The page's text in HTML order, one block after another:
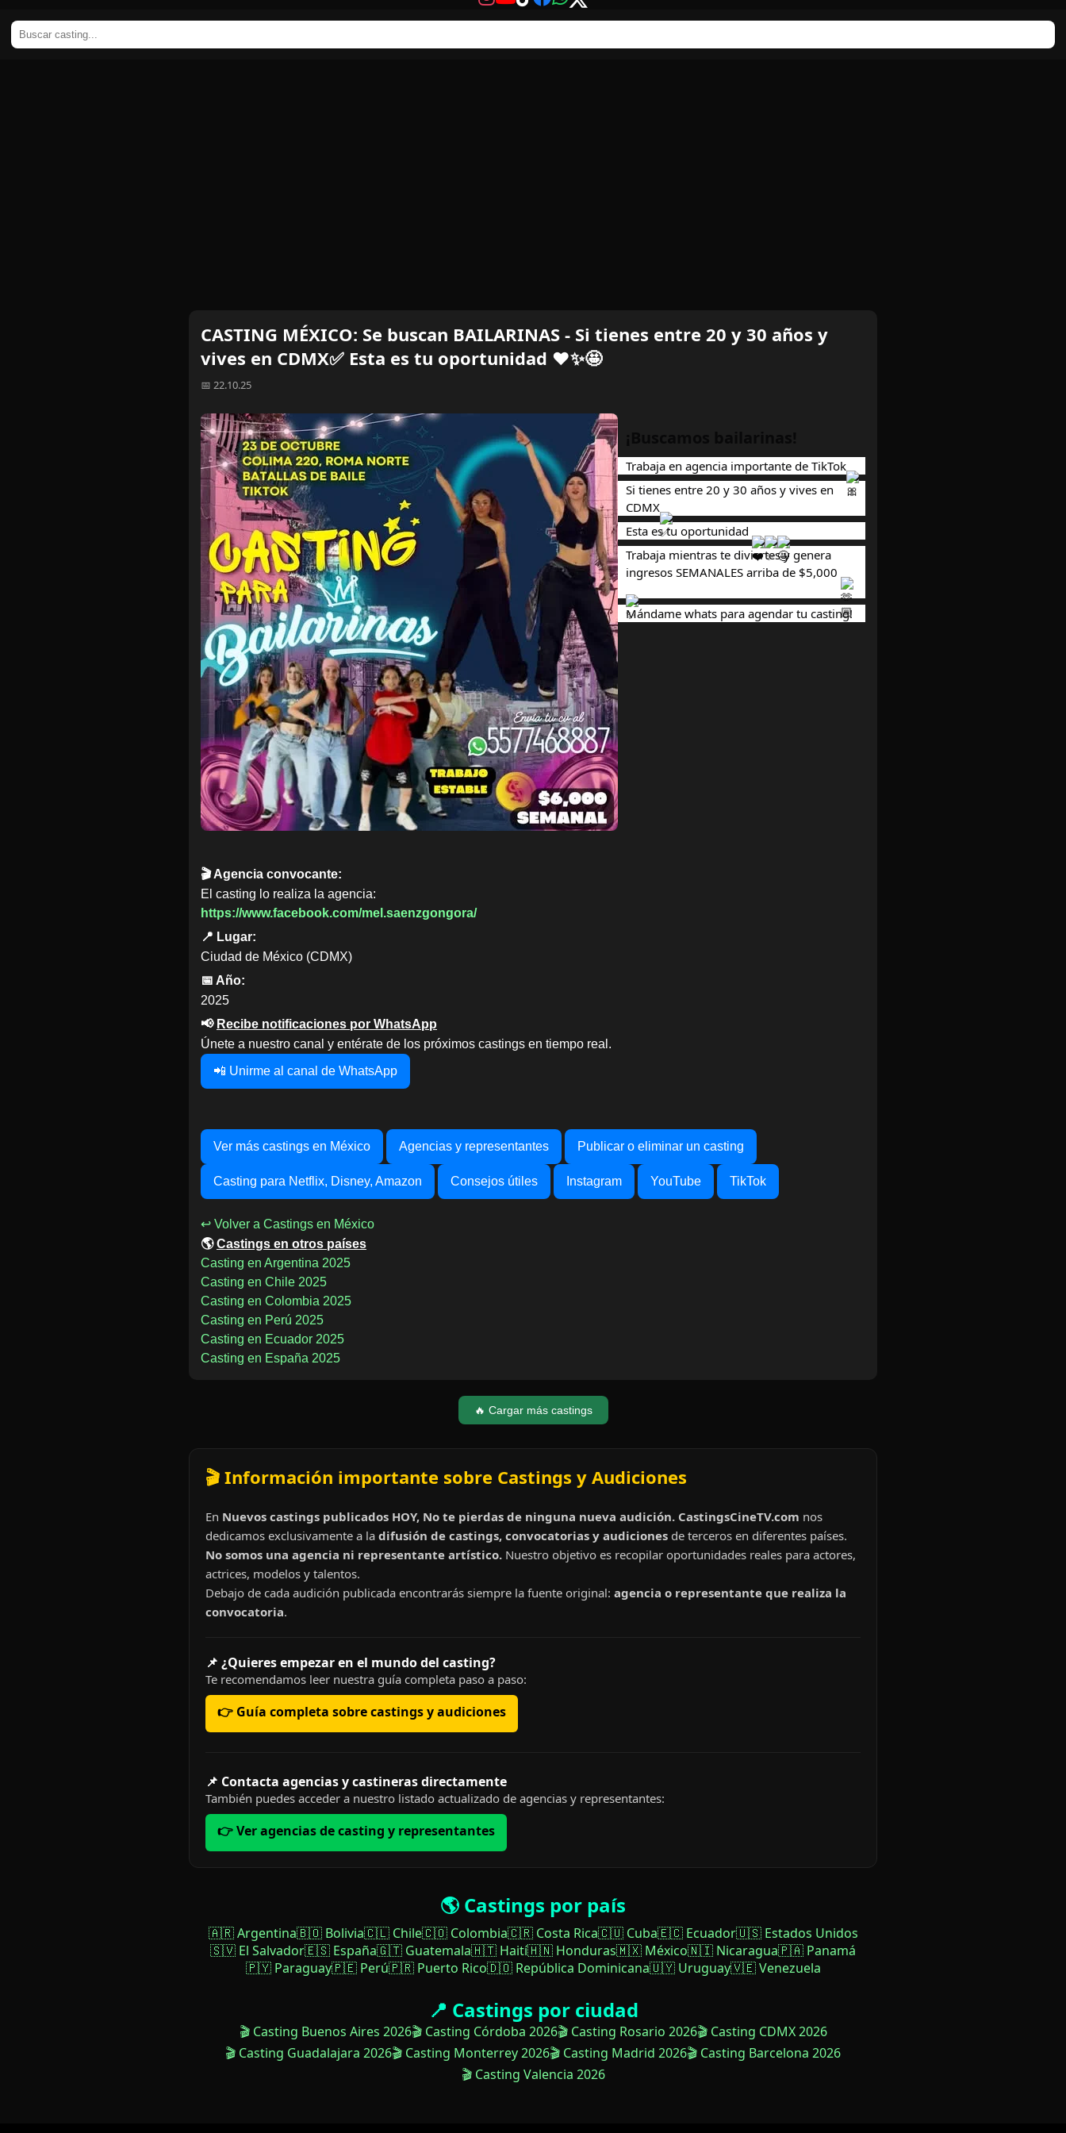
CASTING MÉXICO: Se buscan BAILARINAS - Si tienes entre 20 y 30 años y
vives en CDMX✅ Esta es tu oportunidad ❤️✨🤩
📅 22.10.25
Trabaja en agencia importante de TikTok
Si tienes entre 20 y 30 años y vives en
CDMX
Esta es tu oportunidad
Trabaja mientras te diviertes y genera
ingresos SEMANALES arriba de $5,000
Mándame whats para agendar tu casting!
🎬 Agencia convocante:
El casting lo realiza la agencia:
https://www.facebook.com/mel.saenzgongora/
📍 Lugar:
Ciudad de México (CDMX)
📅 Año:
2025
📢 Recibe notificaciones por WhatsApp
Únete a nuestro canal y entérate de los próximos castings en tiempo real.
📲 Unirme al canal de WhatsApp
Ver más castings en México Agencias y representantes Publicar o eliminar un casting
Casting para Netflix, Disney, Amazon Consejos útiles Instagram YouTube TikTok
↩ Volver a Castings en México
🌎Castings en otros países
Casting en Argentina 2025
Casting en Chile 2025
Casting en Colombia 2025
Casting en Perú 2025
Casting en Ecuador 2025
Casting en España 2025
🔥 Cargar más castings
🎬 Información importante sobre Castings y Audiciones
En Nuevos castings publicados HOY, No te pierdas de ninguna nueva audición. CastingsCineTV.com nos
dedicamos exclusivamente a la difusión de castings, convocatorias y audiciones de terceros en diferentes países.
No somos una agencia ni representante artístico. Nuestro objetivo es recopilar oportunidades reales para actores,
actrices, modelos y talentos.
Debajo de cada audición publicada encontrarás siempre la fuente original: agencia o representante que realiza la
convocatoria.
📌 ¿Quieres empezar en el mundo del casting?
Te recomendamos leer nuestra guía completa paso a paso:
👉 Guía completa sobre castings y audiciones
📌 Contacta agencias y castineras directamente
También puedes acceder a nuestro listado actualizado de agencias y representantes:
👉 Ver agencias de casting y representantes
🌎 Castings por país
🇦🇷 Argentina🇧🇴 Bolivia🇨🇱 Chile🇨🇴 Colombia🇨🇷 Costa Rica🇨🇺 Cuba🇪🇨 Ecuador🇺🇸 Estados Unidos
🇸🇻 El Salvador🇪🇸 España🇬🇹 Guatemala🇭🇹 Haití🇭🇳 Honduras🇲🇽 México🇳🇮 Nicaragua🇵🇦 Panamá
🇵🇾 Paraguay🇵🇪 Perú🇵🇷 Puerto Rico🇩🇴 República Dominicana🇺🇾 Uruguay🇻🇪 Venezuela
📍 Castings por ciudad
🎬 Casting Buenos Aires 2026🎬 Casting Córdoba 2026🎬 Casting Rosario 2026🎬 Casting CDMX 2026
🎬 Casting Guadalajara 2026🎬 Casting Monterrey 2026🎬 Casting Madrid 2026🎬 Casting Barcelona 2026
🎬 Casting Valencia 2026